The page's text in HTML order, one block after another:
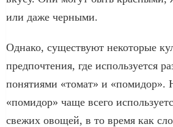
или даже черными.
Однако, существуют некоторые
предпочтения, где используется
понятиями «томат» и «помидор».
«помидор» чаще всего
свежих овощей, в то время как